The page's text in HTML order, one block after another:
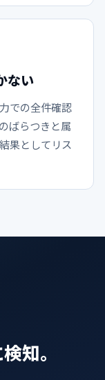
ない
での全件確認
ばらつきと属
果としてリス
知。